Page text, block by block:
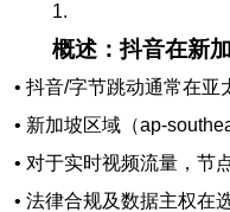
1.
概述：抖音在新
• 抖音/字节跳动通常在亚
• 新加坡区域（ap-
• 对于实时视频流量，节
• 法律合规及数据主权在